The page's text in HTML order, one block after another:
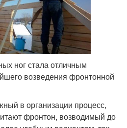
ног стала отличным
возведения фронтонной
в организации процесс,
фронтон, возводимый до